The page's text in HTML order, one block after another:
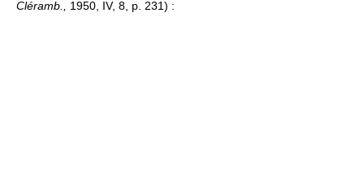
Cléramb., 1950, IV, 8, p. 231) :